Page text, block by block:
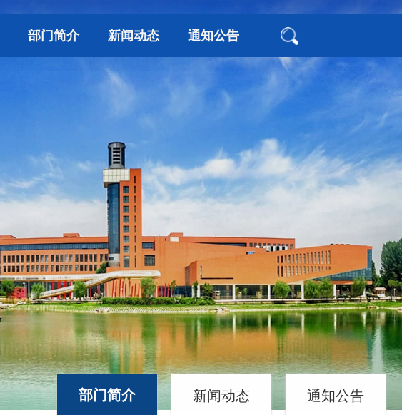
部门简介 新闻动态 通知公告
部门简介 新闻动态 通知公告